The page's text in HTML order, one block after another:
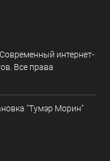
интернет-
Все права
"Тумэр Морин"